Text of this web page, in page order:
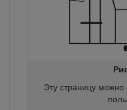
Эту страницу можно